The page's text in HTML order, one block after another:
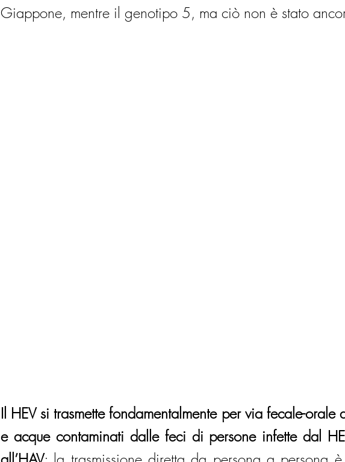
Giappone, mentre il genotipo 5, ma ciò non è stato
Il HEV si trasmette fondamentalmente per via fecale-orale
e acque contaminati dalle feci di persone infette dal